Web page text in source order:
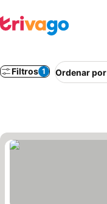
Filtros 1 Ordenar por